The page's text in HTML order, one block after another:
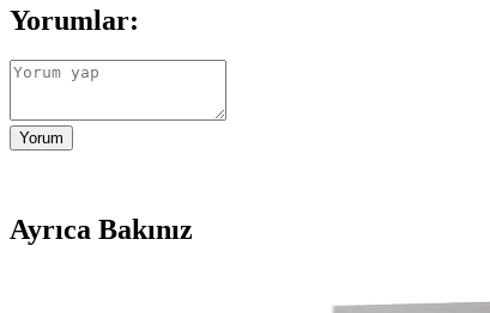
Yorumlar:
Yorum
Ayrıca Bakınız
Kedi Tüyü Temizliğinde Etkili Robot Süpürge